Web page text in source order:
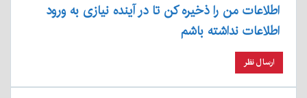
اطلاعات من را ذخیره کن تا در آینده نیازی به ورود
اطلاعات نداشته باشم